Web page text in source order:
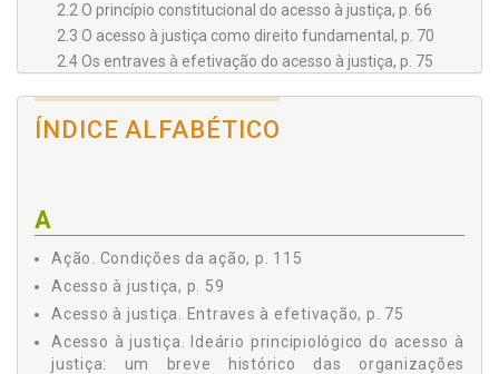
2.2 O princípio constitucional do acesso à justiça, p. 66
2.3 O acesso à justiça como direito fundamental, p. 70
2.4 Os entraves à efetivação do acesso à justiça, p. 75
IDENTIFICADAS, p. 91
3.1 Carência de recursos econômicos, p. 92
3.3 A descrença da sociedade no judiciário, p. 109
3.4 Capacidade jurídica pessoal, p. 111
3.5 As condições da ação, p. 115
3.6 O julgamento antecipado da lide, p. 121
3.7 A conscientização em relação aos direitos difusos e
coletivos, p. 124
ÍNDICE ALFABÉTICO
A
Ação. Condições da ação, p. 115
Acesso à justiça, p. 59
Acesso à justiça. Entraves à efetivação, p. 75
Acesso à justiça. Ideário principiológico do acesso à
justiça: um breve histórico das organizações